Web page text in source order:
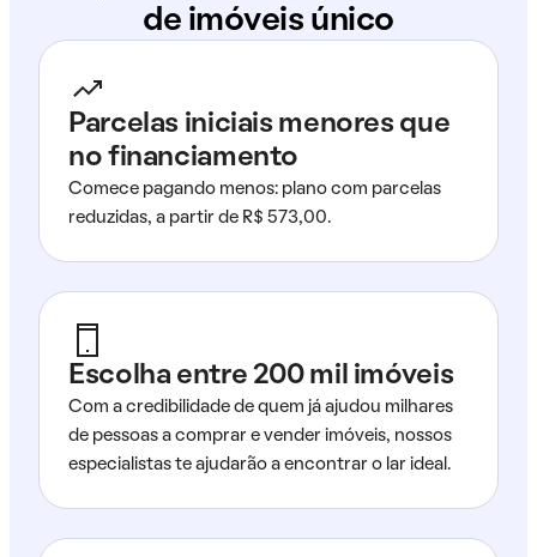
de imóveis único
Parcelas iniciais menores que
no financiamento
Comece pagando menos: plano com parcelas
reduzidas, a partir de R$ 573,00.
Escolha entre 200 mil imóveis
Com a credibilidade de quem já ajudou milhares
de pessoas a comprar e vender imóveis, nossos
especialistas te ajudarão a encontrar o lar ideal.